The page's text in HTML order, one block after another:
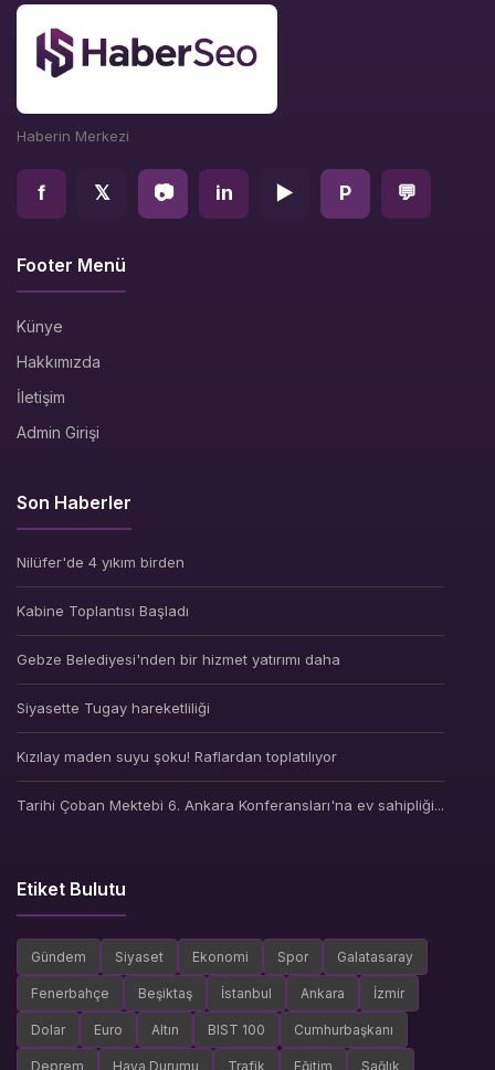
Haberin Merkezi
f 𝕏 📷 in ▶ P 💬
Footer Menü
Künye
Hakkımızda
İletişim
Admin Girişi
Son Haberler
Nilüfer'de 4 yıkım birden
Kabine Toplantısı Başladı
Gebze Belediyesi'nden bir hizmet yatırımı daha
Siyasette Tugay hareketliliği
Kızılay maden suyu şoku! Raflardan toplatılıyor
Tarihi Çoban Mektebi 6. Ankara Konferansları'na ev sahipliği...
Etiket Bulutu
Gündem Siyaset Ekonomi Spor Galatasaray
Fenerbahçe Beşiktaş İstanbul Ankara İzmir
Dolar Euro Altın BIST 100 Cumhurbaşkanı
Deprem Hava Durumu Trafik Eğitim Sağlık